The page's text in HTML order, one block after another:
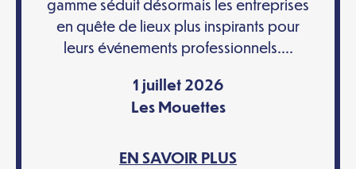
gamme séduit désormais les entreprises
en quête de lieux plus inspirants pour
leurs événements professionnels....
1 juillet 2026
Les Mouettes
EN SAVOIR PLUS